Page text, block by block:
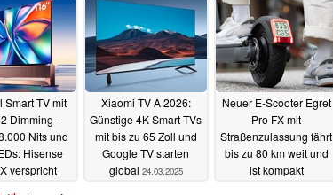
Smart TV mit
Dimming-
Nits und
Hisense
verspricht
Xiaomi TV A 2026:
Günstige 4K Smart-TVs
mit bis zu 65 Zoll und
Google TV starten
global 24.03.2025
Neuer E-Scooter Egret
Pro FX mit
Straßenzulassung fährt
bis zu 80 km weit und
ist kompakt